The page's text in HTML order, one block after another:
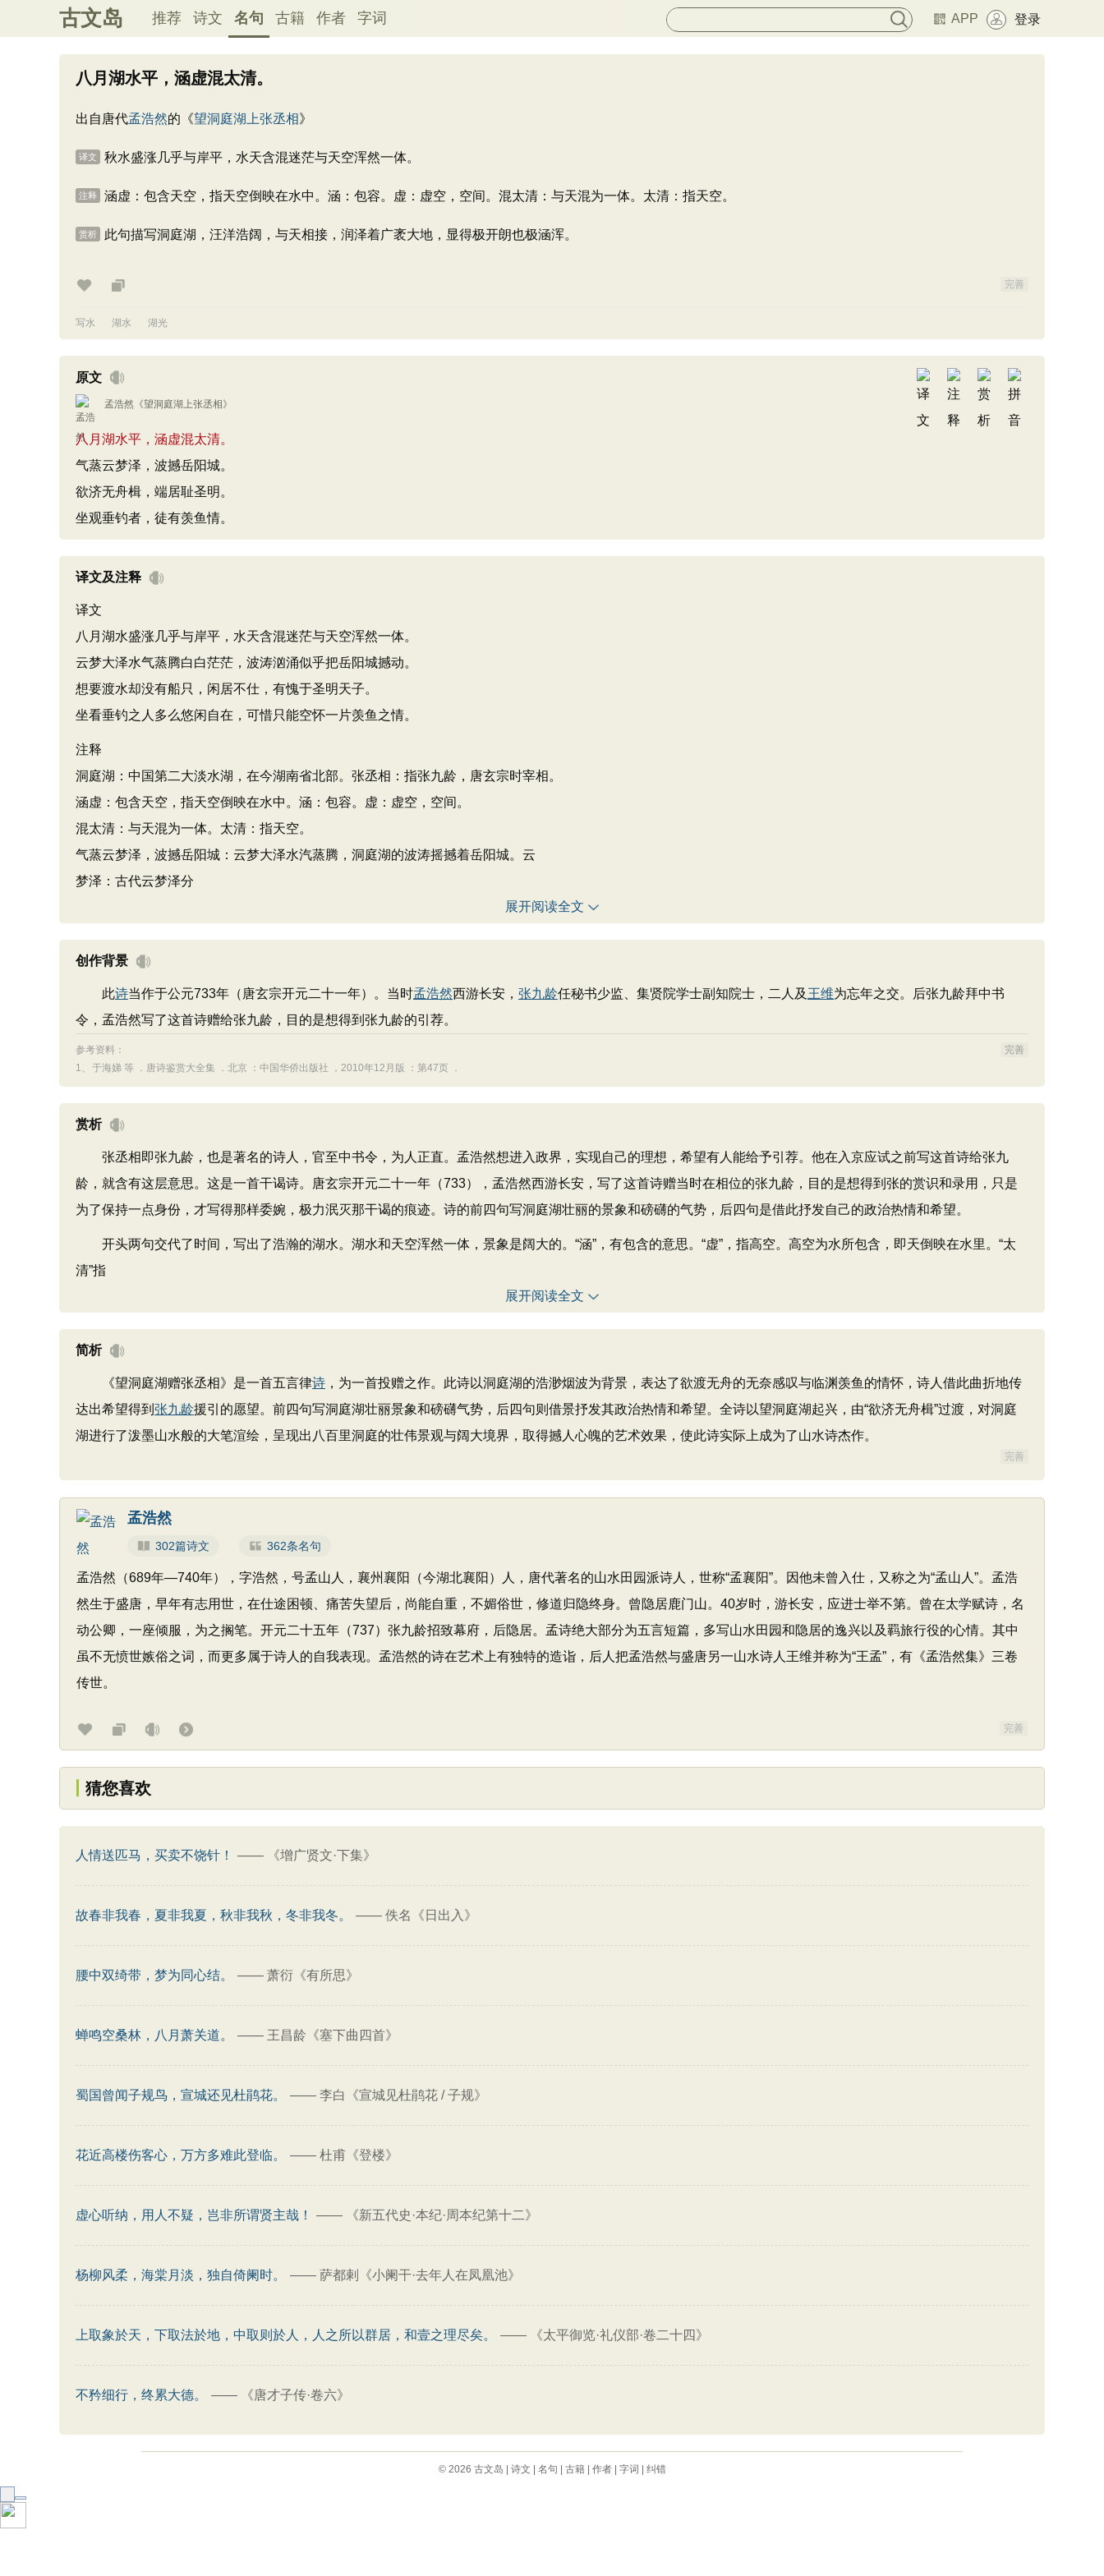
古文岛 推荐 诗文 名句 古籍 作者 字词 APP 登录
八月湖水平，涵虚混太清。
出自唐代孟浩然的《望洞庭湖上张丞相》
译文 秋水盛涨几乎与岸平，水天含混迷茫与天空浑然一体。
注释 涵虚：包含天空，指天空倒映在水中。涵：包容。虚：虚空，空间。混太清：与天混为一体。太清：指天空。
赏析 此句描写洞庭湖，汪洋浩阔，与天相接，润泽着广袤大地，显得极开朗也极涵浑。
完善
写水 湖水 湖光
原文
孟浩然 《望洞庭湖上张丞相》
八月湖水平，涵虚混太清。
气蒸云梦泽，波撼岳阳城。
欲济无舟楫，端居耻圣明。
坐观垂钓者，徒有羡鱼情。
译文及注释
译文
八月湖水盛涨几乎与岸平，水天含混迷茫与天空浑然一体。
云梦大泽水气蒸腾白白茫茫，波涛汹涌似乎把岳阳城撼动。
想要渡水却没有船只，闲居不仕，有愧于圣明天子。
坐看垂钓之人多么悠闲自在，可惜只能空怀一片羡鱼之情。
注释
洞庭湖：中国第二大淡水湖，在今湖南省北部。张丞相：指张九龄，唐玄宗时宰相。
涵虚：包含天空，指天空倒映在水中。涵：包容。虚：虚空，空间。
混太清：与天混为一体。太清：指天空。
气蒸云梦泽，波撼岳阳城：云梦大泽水汽蒸腾，洞庭湖的波涛摇撼着岳阳城。云
梦泽：古代云梦泽分
展开阅读全文
创作背景
此诗当作于公元733年（唐玄宗开元二十一年）。当时孟浩然西游长安， 张九龄任秘书少监、集贤院学士副知院士，二人及 王维为忘年之交。后张九龄拜中书
令，孟浩然写了这首诗赠给张九龄，目的是想得到张九龄的引荐。
参考资料：
完善
1、 于海娣 等 ．唐诗鉴赏大全集 ．北京 ：中国华侨出版社 ，2010年12月版 ：第47页 ．
赏析
张丞相即张九龄，也是著名的诗人，官至中书令，为人正直。孟浩然想进入政界，实现自己的理想，希望有人能给予引荐。他在入京应试之前写这首诗给张九
龄，就含有这层意思。这是一首干谒诗。唐玄宗开元二十一年（733），孟浩然西游长安，写了这首诗赠当时在相位的张九龄，目的是想得到张的赏识和录用，只是
为了保持一点身份，才写得那样委婉，极力泯灭那干谒的痕迹。诗的前四句写洞庭湖壮丽的景象和磅礴的气势，后四句是借此抒发自己的政治热情和希望。
开头两句交代了时间，写出了浩瀚的湖水。湖水和天空浑然一体，景象是阔大的。“涵”，有包含的意思。“虚”，指高空。高空为水所包含，即天倒映在水里。“太
清”指
展开阅读全文
简析
《望洞庭湖赠张丞相》是一首五言律诗 ，为一首投赠之作。此诗以洞庭湖的浩渺烟波为背景，表达了欲渡无舟的无奈感叹与临渊羡鱼的情怀，诗人借此曲折地传
达出希望得到 张九龄援引的愿望。前四句写洞庭湖壮丽景象和磅礴气势，后四句则借景抒发其政治热情和希望。全诗以望洞庭湖起兴，由“欲济无舟楫”过渡，对洞庭
湖进行了泼墨山水般的大笔渲绘，呈现出八百里洞庭的壮伟景观与阔大境界，取得撼人心魄的艺术效果，使此诗实际上成为了山水诗杰作。
完善
孟浩然
302篇诗文 362条名句
孟浩然（689年—740年），字浩然，号孟山人，襄州襄阳（今湖北襄阳）人，唐代著名的山水田园派诗人，世称“孟襄阳”。因他未曾入仕，又称之为“孟山人”。孟浩
然生于盛唐，早年有志用世，在仕途困顿、痛苦失望后，尚能自重，不媚俗世，修道归隐终身。曾隐居鹿门山。40岁时，游长安，应进士举不第。曾在太学赋诗，名
动公卿，一座倾服，为之搁笔。开元二十五年（737）张九龄招致幕府，后隐居。孟诗绝大部分为五言短篇，多写山水田园和隐居的逸兴以及羁旅行役的心情。其中
虽不无愤世嫉俗之词，而更多属于诗人的自我表现。孟浩然的诗在艺术上有独特的造诣，后人把孟浩然与盛唐另一山水诗人王维并称为“王孟”，有《孟浩然集》三卷
传世。
完善
猜您喜欢
人情送匹马，买卖不饶针！ —— 《增广贤文·下集》
故春非我春，夏非我夏，秋非我秋，冬非我冬。 —— 佚名《日出入》
腰中双绮带，梦为同心结。 —— 萧衍《有所思》
蝉鸣空桑林，八月萧关道。 —— 王昌龄《塞下曲四首》
蜀国曾闻子规鸟，宣城还见杜鹃花。 —— 李白《宣城见杜鹃花 / 子规》
花近高楼伤客心，万方多难此登临。 —— 杜甫《登楼》
虚心听纳，用人不疑，岂非所谓贤主哉！ —— 《新五代史·本纪·周本纪第十二》
杨柳风柔，海棠月淡，独自倚阑时。 —— 萨都剌《小阑干·去年人在凤凰池》
上取象於天，下取法於地，中取则於人，人之所以群居，和壹之理尽矣。 —— 《太平御览·礼仪部·卷二十四》
不矜细行，终累大德。 —— 《唐才子传·卷六》
© 2026 古文岛 诗文 名句 古籍| 作者| 字词 纠错